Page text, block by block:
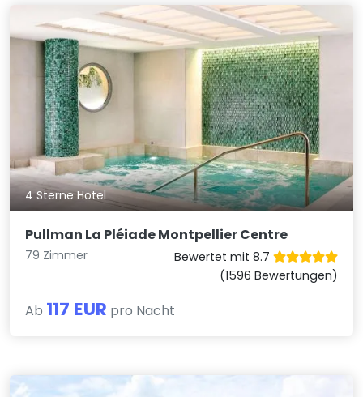
4 Sterne Hotel
Pullman La Pléiade Montpellier Centre
79 Zimmer
Bewertet mit 8.7
(1596 Bewertungen)
Ab 117 EUR pro Nacht